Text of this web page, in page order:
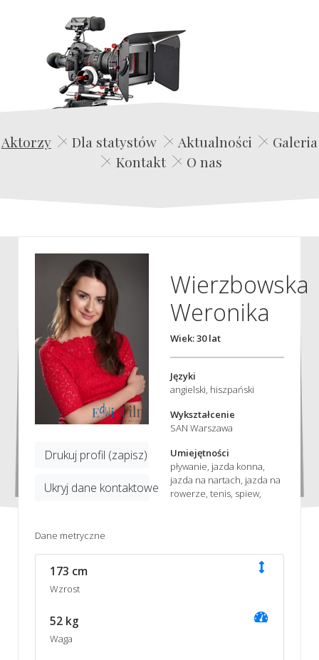
Edwin Film Agencja Aktorska
Aktorzy Dla statystów Aktualności
Galeria
Kontakt
O nas
Drukuj profil (zapisz)
Ukryj dane kontaktowe
Wierzbowska
Weronika
Wiek: 30 lat
Języki
angielski, hiszpański
Wykształcenie
SAN Warszawa
Umiejętności
pływanie, jazda konna,
jazda na nartach, jazda na
rowerze, tenis, spiew,
Dane metryczne
173 cm
Wzrost
52 kg
Waga